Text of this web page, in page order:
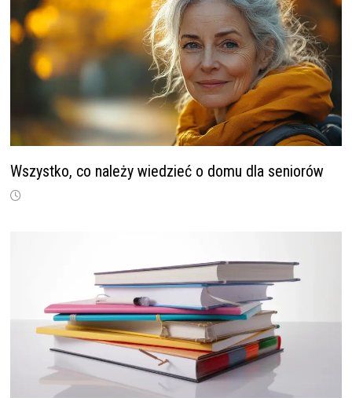
Wszystko, co należy wiedzieć o domu dla seniorów